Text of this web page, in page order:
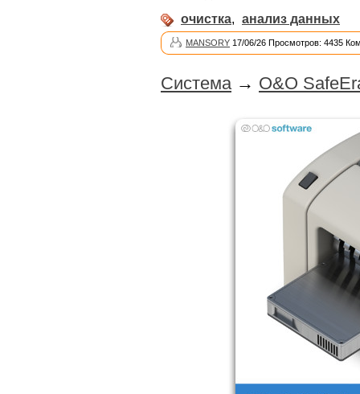
очистка, анализ данных
MANSORY 17/06/26 Просмотров: 4435
Система→ O&O